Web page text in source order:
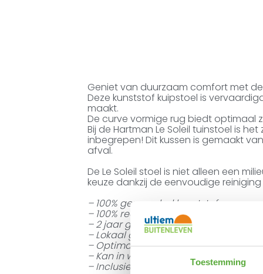
Toestemming
Geniet van duurzaam comfort met
Deze kunststof kuipstoel is
maakt.
De curve vormige rug biedt optimaal
Bij de Hartman Le Soleil tuinstoel is
inbegrepen! Dit kussen is gemaakt van
afval.
De Le Soleil stoel is niet alleen een
keuze dankzij de eenvoudige
– 100% gerecycled kunststof
– 100% recyclebaar
– 2 jaar garantie
– Lokaal geproduceerd in Nederland
– Optimaal zitcomfort door de curve
– Kan in weer en wind buiten blijven
– Inclusief zitkussen